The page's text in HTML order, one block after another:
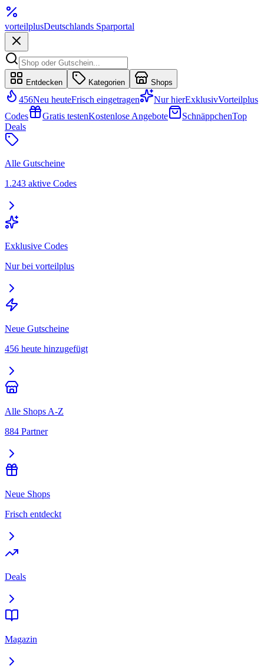
vorteilplusDeutschlands Sparportal
Entdecken Kategorien Shops
456Neu heuteFrisch eingetragen Nur hierExklusivVorteilplus
Codes
Gratis testenKostenlose Angebote SchnäppchenTop
Deals
Alle Gutscheine
1.243 aktive Codes
Exklusive Codes
Nur bei vorteilplus
Neue Gutscheine
456 heute hinzugefügt
Alle Shops A-Z
884 Partner
Neue Shops
Frisch entdeckt
Deals
Magazin